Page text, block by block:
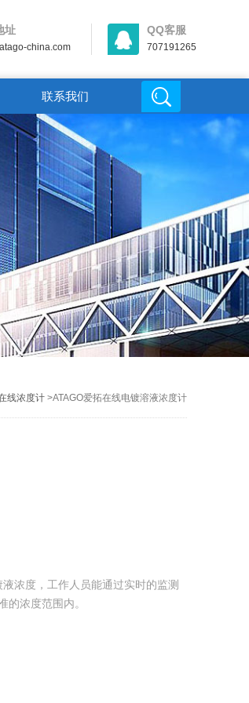
址
china.com
QQ客服
707191265
联系我们
线浓度计>ATAGO爱拓在线电镀溶液浓度计
浓度，工作人员能通过实时的监测
的浓度范围内。